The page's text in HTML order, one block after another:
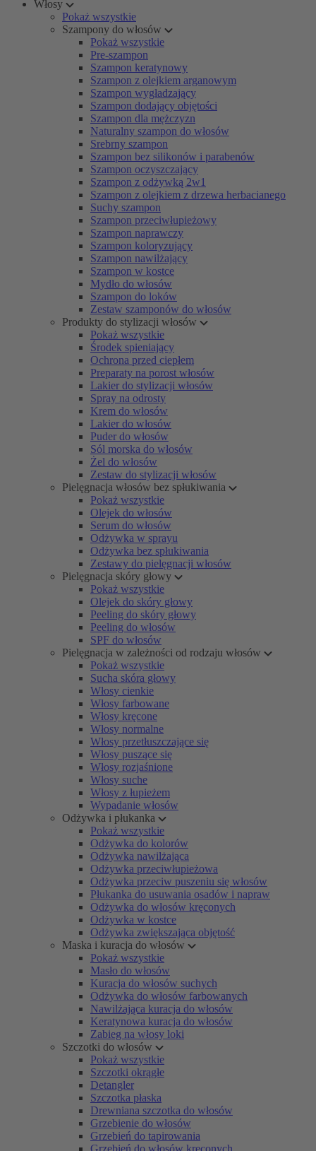
Włosy
Pokaż wszystkie
Szampony do włosów
Pokaż wszystkie
Pre-szampon
Szampon keratynowy
Szampon z olejkiem arganowym
Szampon wygładzający
Szampon dodający objętości
Szampon dla mężczyzn
Naturalny szampon do włosów
Srebrny szampon
Szampon bez silikonów i parabenów
Szampon oczyszczający
Szampon z odżywką 2w1
Szampon z olejkiem z drzewa herbacianego
Suchy szampon
Szampon przeciwłupieżowy
Szampon naprawczy
Szampon koloryzujący
Szampon nawilżający
Szampon w kostce
Mydło do włosów
Szampon do loków
Zestaw szamponów do włosów
Produkty do stylizacji włosów
Pokaż wszystkie
Środek spieniający
Ochrona przed ciepłem
Preparaty na porost włosów
Lakier do stylizacji włosów
Spray na odrosty
Krem do włosów
Lakier do włosów
Puder do włosów
Sól morska do włosów
Żel do włosów
Zestaw do stylizacji włosów
Pielęgnacja włosów bez spłukiwania
Pokaż wszystkie
Olejek do włosów
Serum do włosów
Odżywka w sprayu
Odżywka bez spłukiwania
Zestawy do pielęgnacji włosów
Pielęgnacja skóry głowy
Pokaż wszystkie
Olejek do skóry głowy
Peeling do skóry głowy
Peeling do włosów
SPF do włosów
Pielęgnacja w zależności od rodzaju włosów
Pokaż wszystkie
Sucha skóra głowy
Włosy cienkie
Włosy farbowane
Włosy kręcone
Włosy normalne
Włosy przetłuszczające się
Włosy puszące się
Włosy rozjaśnione
Włosy suche
Włosy z łupieżem
Wypadanie włosów
Odżywka i płukanka
Pokaż wszystkie
Odżywka do kolorów
Odżywka nawilżająca
Odżywka przeciwłupieżowa
Odżywka przeciw puszeniu się włosów
Płukanka do usuwania osadów i napraw
Odżywka do włosów kręconych
Odżywka w kostce
Odżywka zwiększająca objętość
Maska i kuracja do włosów
Pokaż wszystkie
Masło do włosów
Kuracja do włosów suchych
Odżywka do włosów farbowanych
Nawilżająca kuracja do włosów
Keratynowa kuracja do włosów
Zabieg na włosy loki
Szczotki do włosów
Pokaż wszystkie
Szczotki okrągłe
Detangler
Szczotka płaska
Drewniana szczotka do włosów
Grzebienie do włosów
Grzebień do tapirowania
Grzebień do włosów kręconych